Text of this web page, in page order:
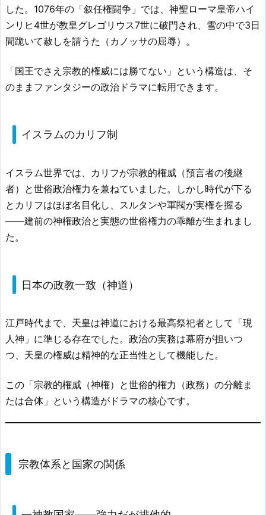
した。1076年の「叙任権闘争」では、神聖ローマ皇帝ハイ
ンリヒ4世が教皇グレゴリウス7世に破門され、雪の中で3日
間跪いて赦しを請うた（カノッサの屈辱）。
「国王でさえ宗教的権威には勝てない」という構造は、そ
のままファンタジーの政治ドラマに転用できます。
イスラムのカリフ制
イスラム世界では、カリフが宗教的権威（預言者の後継
者）と世俗政治権力を兼ねていました。しかし時代が下る
とカリフはほぼ名目化し、スルタンや軍閥が実権を握る
——建前の神権政治と実態の世俗権力の乖離が生まれまし
た。
日本の政教一致（神道）
江戸時代まで、天皇は神道における最高祭祀者として「現
人神」に準じる存在でした。政治の実務は幕府が担いつ
つ、天皇の権威は精神的な正当性として機能した。
この「宗教的権威（神権）と世俗的権力（政務）の分離ま
たは合体」という構造がドラマの核心です。
宗教体系と国家の関係